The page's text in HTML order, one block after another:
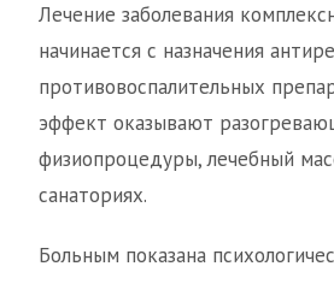
Лечение заболевания
начинается с назначения
противовоспалительных
эффект оказывают
физиопроцедуры, лечебный
санаториях.
Больным показана